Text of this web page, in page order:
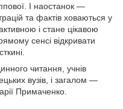
І наостанок —
та фактів ховаються у
і стане цікавою
сенсі відкривати
читання, учнів
вузів, і загалом —
Примаченко.